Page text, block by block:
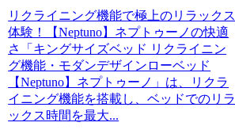
リクライニング機能で極上のリラックス
体験！【Neptuno】ネプトゥーノの快適
さ「キングサイズベッド リクライニン
グ機能・モダンデザインローベッド
【Neptuno】ネプトゥーノ」は、リクラ
イニング機能を搭載し、ベッドでのリラ
ックス時間を最大...